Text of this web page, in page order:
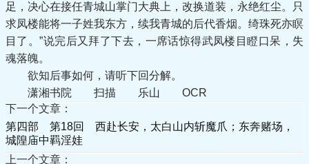
足，决心在接任青城山掌门大典上，改换道装，永绝红尘。只
求凤楼能将一子姓我东方，续我青城的后代香烟。绮珠死亦瞑
目了。”说完后又拜了下去，一席话惊得武凤楼目瞪口呆，失
魂落魄。
欲知后事如何，请听下回分解。
潇湘书院 扫描 乐山 OCR
下一个文章：
第四部 第18回 西赴长安，太白山内斩魔爪；东奔赌场，
城隍庙中羁淫娃
上一个文章：